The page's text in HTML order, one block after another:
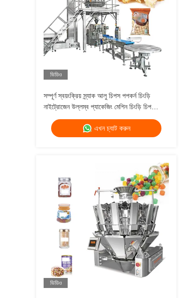
ভিডিও
সম্পূর্ণ স্বয়ংক্রিয় স্ন্যাক আলু চিপস পপকর্ন চিংড়ি
নাইট্রোজেন উল্লম্ব প্যাকেজিং মেশিন চিংড়ি চিপ
প্যাকেজিং সরঞ্জাম
এখন চ্যাট করুন
ভিডিও